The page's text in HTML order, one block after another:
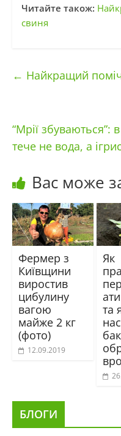
Читайте також:
свиня
← Найкращий
“Мрії збуваються”:
тече не вода, а
Вас може
Фермер з
Київщини
виростив
цибулину
вагою
майже 2 кг
(фото)
12.09.2019
Як
та
БЛОГИ